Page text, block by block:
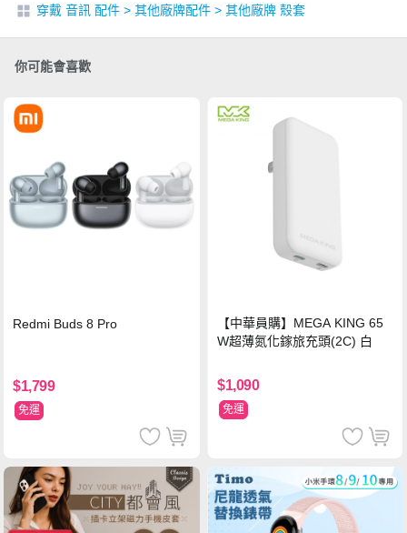
穿戴 音訊 配件 > 其他廠牌配件 > 其他廠牌 殼套
你可能會喜歡
Redmi Buds 8 Pro
$1,799
免運
【中華員購】MEGA KING 65
W超薄氮化鎵旅充頭(2C) 白
$1,090
免運